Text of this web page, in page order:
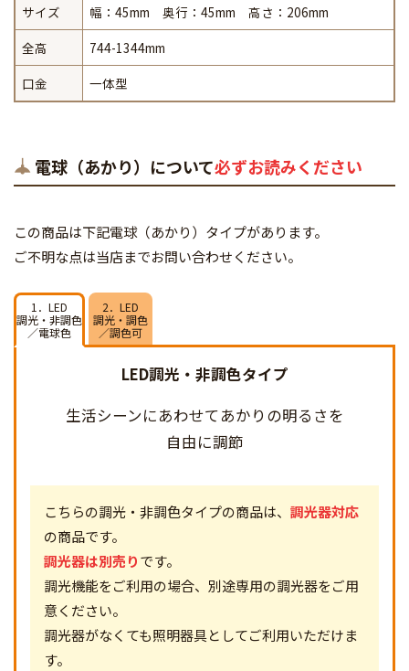
サイズ
幅：45mm 奥行：45mm 高さ：206mm
全高
744-1344mm
口金
一体型
電球（あかり）について必ずお読みください
この商品は下記電球（あかり）タイプがあります。
ご不明な点は当店までお問い合わせください。
1．LED
調光・非調色
／電球色
2．LED
調光・調色
／調色可
LED調光・非調色タイプ
生活シーンにあわせてあかりの明るさを
自由に調節
こちらの調光・非調色タイプの商品は、 調光器対応
の商品です。
調光器は別売りです。
調光機能をご利用の場合、別途専用の調光器をご用
意ください。
調光器がなくても照明器具としてご利用いただけま
す。